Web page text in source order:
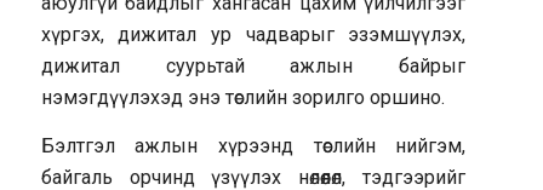
хүргэх, дижитал ур чадварыг эзэмшүүлэх,
дижитал суурьтай ажлын байрыг
нэмэгдүүлэхэд энэ төслийн зорилго оршино.
Бэлтгэл ажлын хүрээнд төслийн нийгэм,
байгаль орчинд үзүүлэх нөлөөлөл, тэдгээрийг